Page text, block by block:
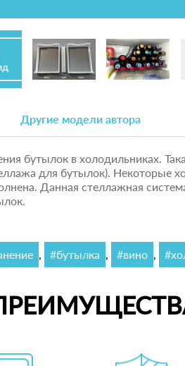
Другие модели автора
бутылок в холодильниках.
для бутылок).
Данная стеллажная
, #бутылка , #вино ,